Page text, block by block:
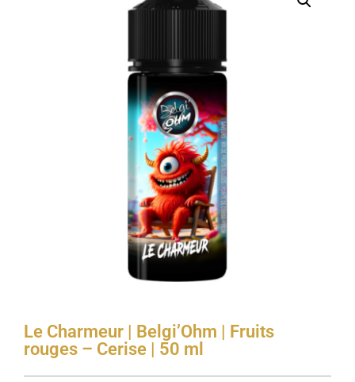
Le Charmeur | Belgi’Ohm | Fruits
rouges – Cerise | 50 ml